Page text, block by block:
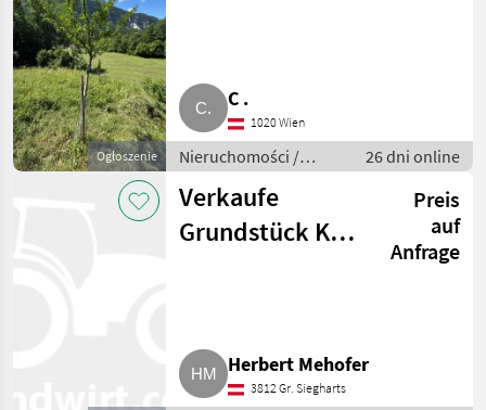
Ogłoszenie
C .
1020 Wien
Nieruchomości /
Działki
26 dni online
Verkaufe
Grundstück KG
Preis
auf
Anfrage
Herbert Mehofer
3812 Gr. Siegharts